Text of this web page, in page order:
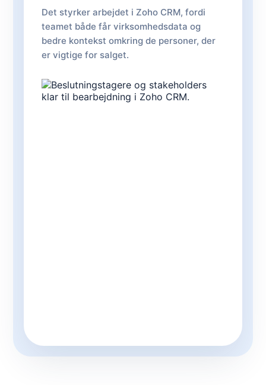
Det styrker arbejdet i Zoho CRM, fordi
teamet både får virksomhedsdata og
bedre kontekst omkring de personer, der
er vigtige for salget.